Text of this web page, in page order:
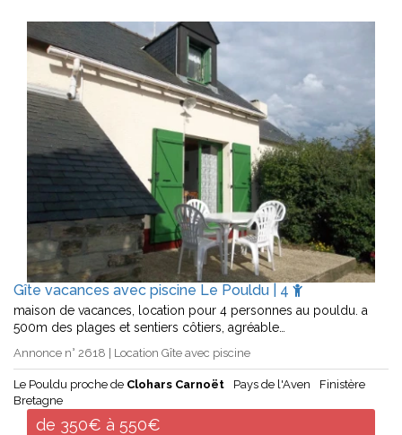
Gîte vacances avec piscine Le Pouldu | 4
maison de vacances, location pour 4 personnes au pouldu. a
500m des plages et sentiers côtiers, agréable…
Annonce n° 2618 | Location Gîte avec piscine
Le Pouldu proche de Clohars Carnoët Pays de l'Aven
Finistère
Bretagne
de 350€ à 550€